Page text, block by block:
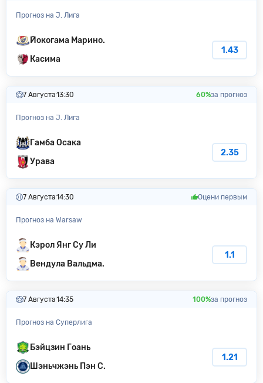
Прогноз на J. Лига
Йокогама Марино.
Касима
1.43
7 Августа13:30 60%за прогноз
Прогноз на J. Лига
Гамба Осака
Урава
2.35
7 Августа14:30 Оцени первым
Прогноз на Warsaw
Кэрол Янг Су Ли
Вендула Вальдма.
1.1
7 Августа14:35 100%за прогноз
Прогноз на Суперлига
Бэйцзин Гоань
Шэньчжэнь Пэн С.
1.21